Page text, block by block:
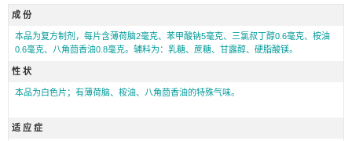
成 份
本品为复方制剂，每片含薄荷脑2毫克、苯甲酸钠5毫克、三氯叔丁醇0.6毫克、桉油
0.6毫克、八角茴香油0.8毫克。辅料为：乳糖、蔗糖、甘露醇、硬脂酸镁。
性 状
本品为白色片；有薄荷脑、桉油、八角茴香油的特殊气味。
适 应 症